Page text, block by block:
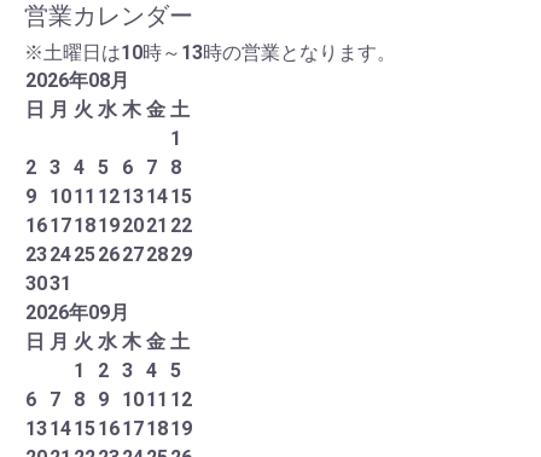
営業カレンダー
※土曜日は10時～13時の営業となります。
2026年08月
日 月 火 水 木 金 土
1
2 3 4 5 6 7
8
9
1011 12131415
161718192021 22
23242526272829
3031
2026年09月
日 月 火 水 木 金 土
1
2 3 4 5
6
7 8 9 1011 12
13141516171819